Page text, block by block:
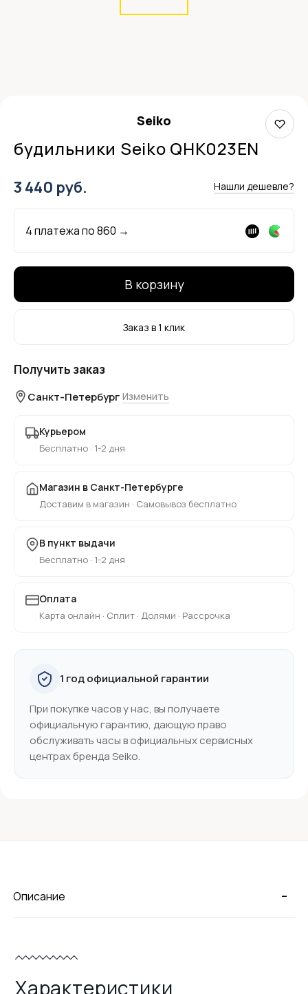
Seiko
будильники Seiko QHK023EN
3 440 руб. Нашли дешевле?
4 платежа по860 →
В корзину
Заказ в 1 клик
Получить заказ
Санкт-Петербург Изменить
Курьером
Бесплатно · 1-2 дня
Магазин в Санкт-Петербурге
Доставим в магазин · Самовывоз бесплатно
В пункт выдачи
Бесплатно · 1-2 дня
Оплата
Карта онлайн · Сплит · Долями · Рассрочка
1 год официальной гарантии
При покупке часов у нас, вы получаете
официальную гарантию, дающую право
обслуживать часы в официальных сервисных
центрах бренда Seiko.
-
Описание
Характеристики